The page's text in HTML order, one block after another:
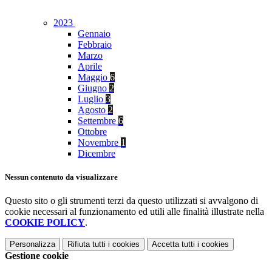
2023
Gennaio
Febbraio
Marzo
Aprile
Maggio 6
Giugno 2
Luglio 3
Agosto 2
Settembre 6
Ottobre
Novembre 1
Dicembre
Nessun contenuto da visualizzare
Questo sito o gli strumenti terzi da questo utilizzati si avvalgono di
cookie necessari al funzionamento ed utili alle finalità illustrate nella
COOKIE POLICY.
Personalizza Rifiuta tutti i cookies Accetta tutti i cookies
Gestione cookie